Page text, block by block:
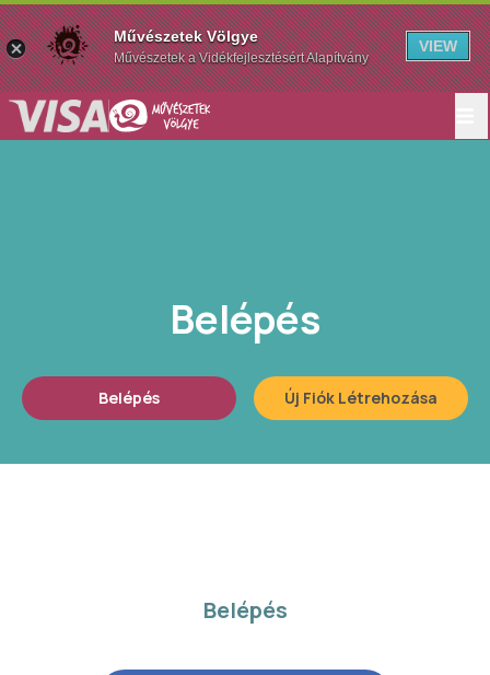
Belépés
Belépés Új Fiók Létrehozása
Belépés
Művészetek Völgye
Művészetek a Vidékfejlesztésért Alapítvány
VIEW